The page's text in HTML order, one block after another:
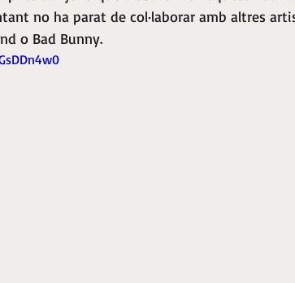
no ha parat de col·laborar amb altres
o Bad Bunny.